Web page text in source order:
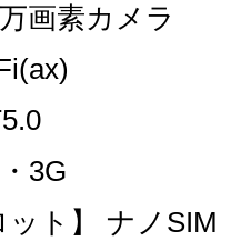
画素カメラ
3G
ット】 ナノSIM